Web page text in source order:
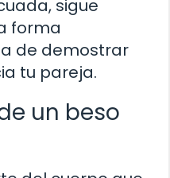
sigue
forma
de demostrar
tu pareja.
un beso